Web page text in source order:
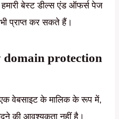
बेस्ट डील्स एंड ऑफर्स पेज
प्राप्त कर सकते हैं।
domain protection
एक वेबसाइट के मालिक के रूप में,
की आवश्यकता नहीं है।